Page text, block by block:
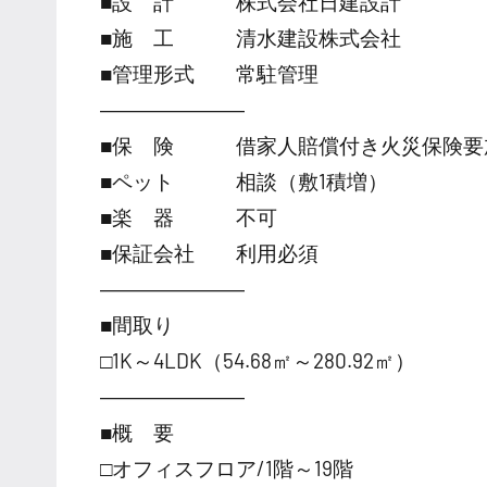
■施 工 清水建設株式会社
■管理形式 常駐管理
―――――――
■保 険 借家人賠償付き火災保険要
■ペット 相談（敷1積増）
■楽 器 不可
■保証会社 利用必須
―――――――
■間取り
□1K～4LDK（54.68㎡～280.92㎡）
―――――――
■概 要
□オフィスフロア/1階～19階